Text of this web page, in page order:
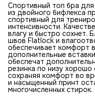
Спортивный топ бра
из двойного бифлекса
спортивный для
интенсивности.
влагу и быстро сохнет.
швов Flatlock и
обеспечивает комфорт
дополнительные
обеспечат
резинка по низу хорошо
сохраняя комфорт во
и насыщенный принт
многочисленных стирок.